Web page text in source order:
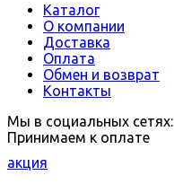
Каталог
О компании
Доставка
Оплата
Обмен и возврат
Контакты
Мы в социальных сетях:
Принимаем к оплате
акция